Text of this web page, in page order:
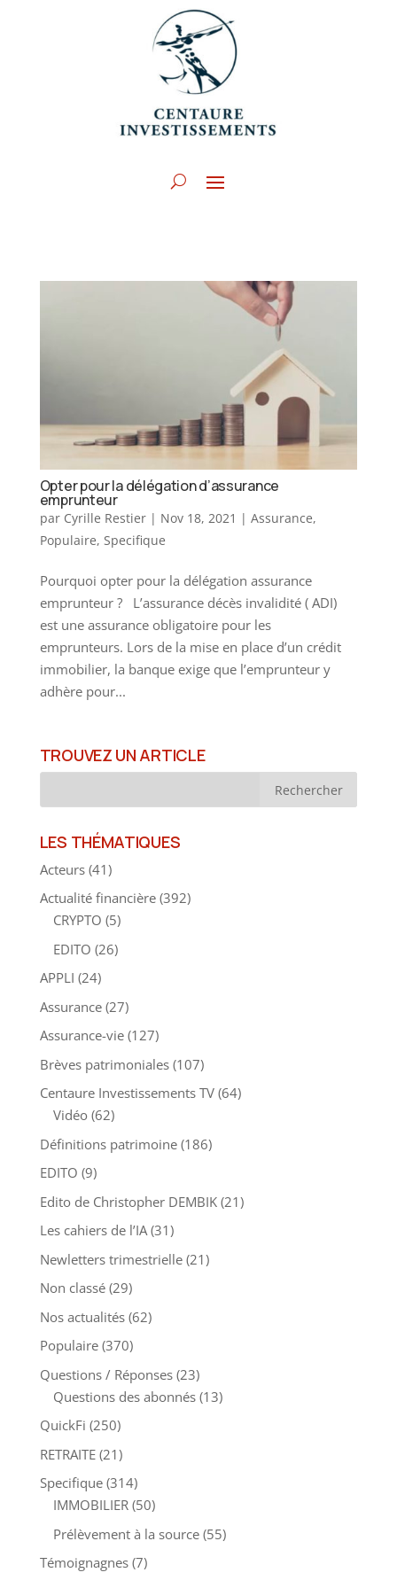
Opter pour la délégation d’assurance
emprunteur
par Cyrille Restier| Nov 18, 2021 | Assurance,
Populaire, Specifique
Pourquoi opter pour la délégation assurance
emprunteur ? L’assurance décès invalidité ( ADI)
est une assurance obligatoire pour les
emprunteurs. Lors de la mise en place d’un crédit
immobilier, la banque exige que l’emprunteur y
adhère pour...
TROUVEZ UN ARTICLE
LES THÉMATIQUES
Acteurs(41)
Actualité financière(392)
CRYPTO (5)
EDITO (26)
APPLI (24)
Assurance(27)
Assurance-vie(127)
Brèves patrimoniales(107)
Centaure Investissements TV(64)
Vidéo(62)
Définitions patrimoine(186)
EDITO (9)
Edito de Christopher DEMBIK(21)
Les cahiers de l’IA(31)
Newletters trimestrielle(21)
Non classé(29)
Nos actualités(62)
Populaire(370)
Questions / Réponses(23)
Questions des abonnés(13)
QuickFi (250)
RETRAITE(21)
Specifique(314)
IMMOBILIER(50)
Prélèvement à la source(55)
Témoignagnes(7)